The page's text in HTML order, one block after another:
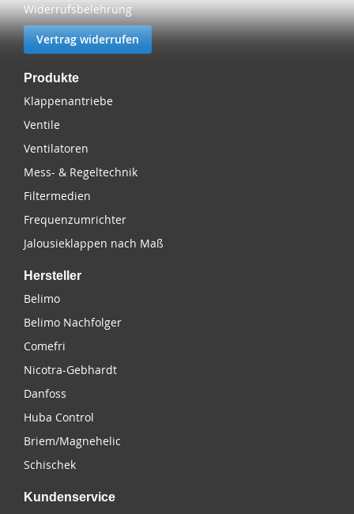
Widerrufsbelehrung
Vertrag widerrufen
Produkte
Klappenantriebe
Ventile
Ventilatoren
Mess- & Regeltechnik
Filtermedien
Frequenzumrichter
Jalousieklappen nach Maß
Hersteller
Belimo
Belimo Nachfolger
Comefri
Nicotra-Gebhardt
Danfoss
Huba Control
Briem/Magnehelic
Schischek
Kundenservice